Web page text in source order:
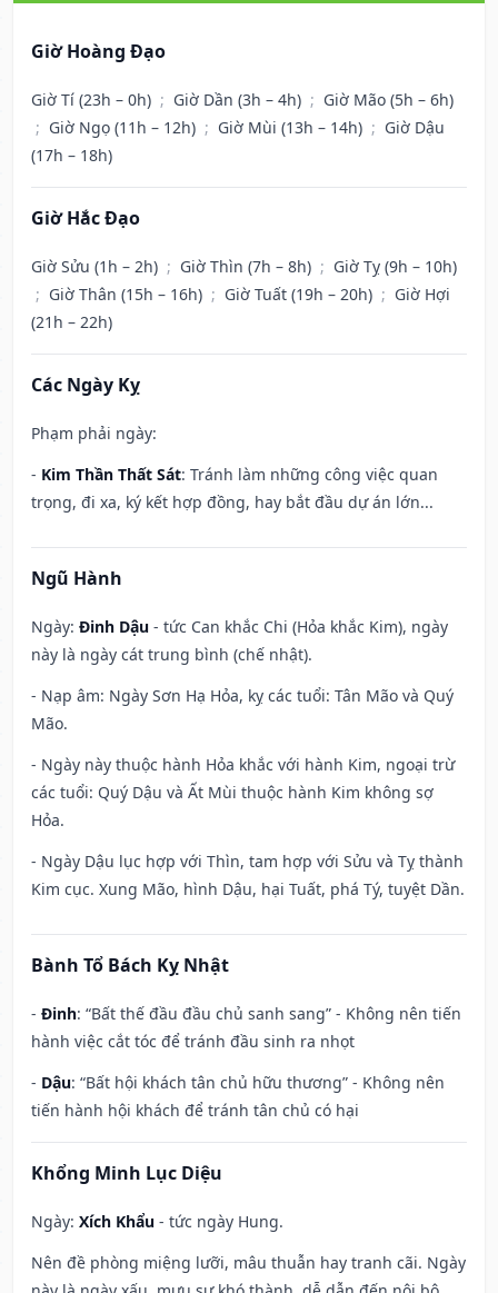
Giờ Hoàng Đạo
Giờ Tí (23h – 0h) ; Giờ Dần (3h – 4h) ; Giờ Mão (5h – 6h)
; Giờ Ngọ (11h – 12h) ; Giờ Mùi (13h – 14h) ; Giờ Dậu
(17h – 18h)
Giờ Hắc Đạo
Giờ Sửu (1h – 2h) ; Giờ Thìn (7h – 8h) ; Giờ Tỵ (9h – 10h)
; Giờ Thân (15h – 16h) ; Giờ Tuất (19h – 20h) ; Giờ Hợi
(21h – 22h)
Các Ngày Kỵ
Phạm phải ngày:
- Kim Thần Thất Sát: Tránh làm những công việc quan
trọng, đi xa, ký kết hợp đồng, hay bắt đầu dự án lớn...
Ngũ Hành
Ngày: Đinh Dậu - tức Can khắc Chi (Hỏa khắc Kim), ngày
này là ngày cát trung bình (chế nhật).
- Nạp âm: Ngày Sơn Hạ Hỏa, kỵ các tuổi: Tân Mão và Quý
Mão.
- Ngày này thuộc hành Hỏa khắc với hành Kim, ngoại trừ
các tuổi: Quý Dậu và Ất Mùi thuộc hành Kim không sợ
Hỏa.
- Ngày Dậu lục hợp với Thìn, tam hợp với Sửu và Tỵ thành
Kim cục. Xung Mão, hình Dậu, hại Tuất, phá Tý, tuyệt Dần.
Bành Tổ Bách Kỵ Nhật
- Đinh: “Bất thế đầu đầu chủ sanh sang” - Không nên tiến
hành việc cắt tóc để tránh đầu sinh ra nhọt
- Dậu: “Bất hội khách tân chủ hữu thương” - Không nên
tiến hành hội khách để tránh tân chủ có hại
Khổng Minh Lục Diệu
Ngày: Xích Khẩu - tức ngày Hung.
Nên đề phòng miệng lưỡi, mâu thuẫn hay tranh cãi. Ngày